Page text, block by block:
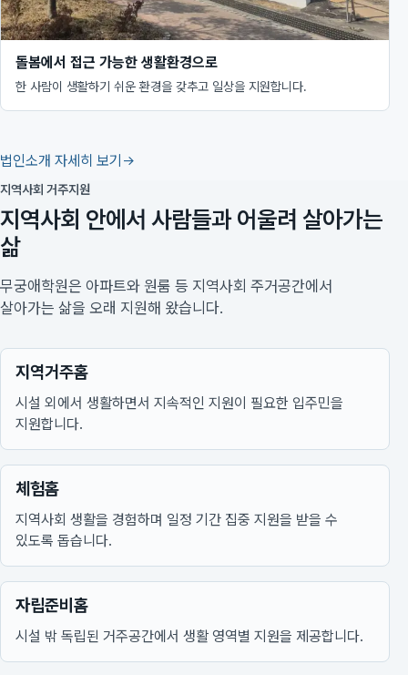
돌봄에서 접근 가능한 생활환경으로
한 사람이 생활하기 쉬운 환경을 갖추고 일상을 지원합니다.
법인소개 자세히 보기
지역사회 거주지원
지역사회 안에서 사람들과 어울려 살아가는
삶
무궁애학원은 아파트와 원룸 등 지역사회 주거공간에서
살아가는 삶을 오래 지원해 왔습니다.
지역거주홈
시설 외에서 생활하면서 지속적인 지원이 필요한 입주민을
지원합니다.
체험홈
지역사회 생활을 경험하며 일정 기간 집중 지원을 받을 수
있도록 돕습니다.
자립준비홈
시설 밖 독립된 거주공간에서 생활 영역별 지원을 제공합니다.